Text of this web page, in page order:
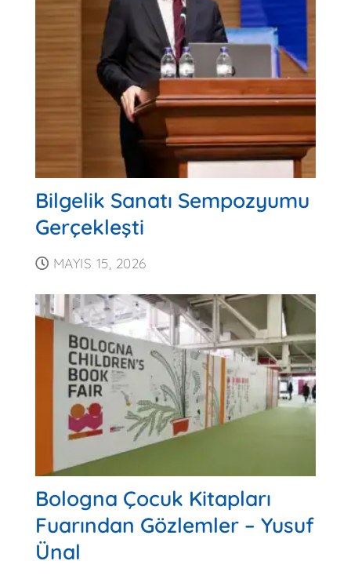
Bilgelik Sanatı Sempozyumu
Gerçekleşti
MAYIS 15, 2026
Bologna Çocuk Kitapları
Fuarından Gözlemler – Yusuf
Ünal